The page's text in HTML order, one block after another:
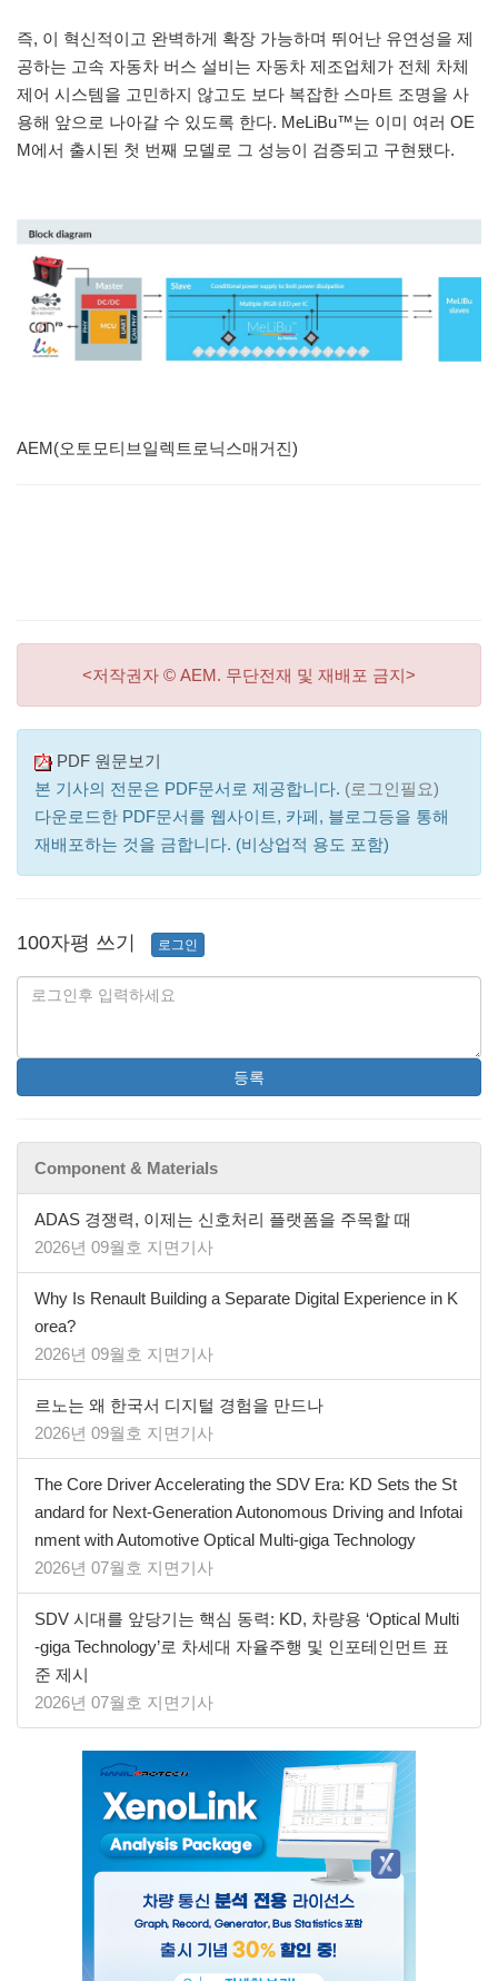
즉, 이 혁신적이고 완벽하게 확장 가능하며 뛰어난 유연성을 제
공하는 고속 자동차 버스 설비는 자동차 제조업체가 전체 차체
제어 시스템을 고민하지 않고도 보다 복잡한 스마트 조명을 사
용해 앞으로 나아갈 수 있도록 한다. MeLiBu™는 이미 여러 OE
M에서 출시된 첫 번째 모델로 그 성능이 검증되고 구현됐다.
AEM(오토모티브일렉트로닉스매거진)
<저작권자 © AEM. 무단전재 및 재배포 금지>
PDF 원문보기
본 기사의 전문은 PDF문서로 제공합니다. (로그인필요)
다운로드한 PDF문서를 웹사이트, 카페, 블로그등을 통해
재배포하는 것을 금합니다. (비상업적 용도 포함)
100자평 쓰기 로그인
등록
Component & Materials
ADAS 경쟁력, 이제는 신호처리 플랫폼을 주목할 때
2026년 09월호 지면기사
Why Is Renault Building a Separate Digital Experience in K
orea?
2026년 09월호 지면기사
르노는 왜 한국서 디지털 경험을 만드나
2026년 09월호 지면기사
The Core Driver Accelerating the SDV Era: KD Sets the St
andard for Next-Generation Autonomous Driving and Infotai
nment with Automotive Optical Multi-giga Technology
2026년 07월호 지면기사
SDV 시대를 앞당기는 핵심 동력: KD, 차량용 ‘Optical Multi
-giga Technology’로 차세대 자율주행 및 인포테인먼트 표
준 제시
2026년 07월호 지면기사